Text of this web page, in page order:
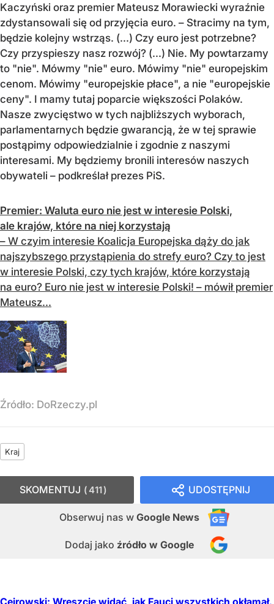
Kaczyński oraz premier Mateusz Morawiecki wyraźnie
zdystansowali się od przyjęcia euro. – Stracimy na tym,
będzie kolejny wstrząs. (...) Czy euro jest potrzebne?
Czy przyspieszy nasz rozwój? (...) Nie. My powtarzamy
to "nie". Mówmy "nie" euro. Mówimy "nie" europejskim
cenom. Mówimy "europejskie płace", a nie "europejskie
ceny". I mamy tutaj poparcie większości Polaków.
Nasze zwycięstwo w tych najbliższych wyborach,
parlamentarnych będzie gwarancją, że w tej sprawie
postąpimy odpowiedzialnie i zgodnie z naszymi
interesami. My będziemy bronili interesów naszych
obywateli – podkreślał prezes PiS.
Premier: Waluta euro nie jest w interesie Polski,
ale krajów, które na niej korzystają
– W czyim interesie Koalicja Europejska dąży do jak
najszybszego przystąpienia do strefy euro? Czy to jest
w interesie Polski, czy tych krajów, które korzystają
na euro? Euro nie jest w interesie Polski! – mówił premier
Mateusz...
Źródło: DoRzeczy.pl
Kraj
UDOSTĘPNIJ
Obserwuj nas w Google News
Dodaj jako źródło w Google
SKOMENTUJ 411
Cejrowski: Wreszcie widać, jak Fauci wszystkich okłamał.